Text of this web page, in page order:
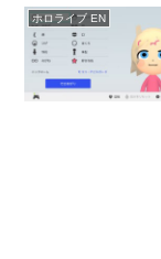
ホロライブ EN